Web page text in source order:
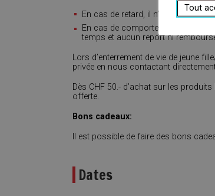
En cas de retard, il n’est pas
En cas de comportement
temps et aucun report ni
Lors d’enterrement de vie de jeune
privée en nous contactant
Dès CHF 50.- d’achat sur les
offerte.
Bons cadeaux:
Il est possible de faire des bons
Dates
Tout